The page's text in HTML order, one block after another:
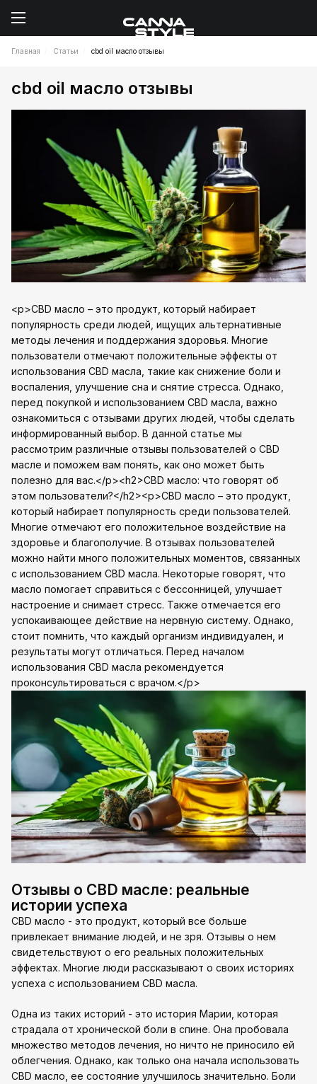
Главная Статьи cbd oil масло отзывы
cbd oil масло отзывы
<p>CBD масло – это продукт, который набирает
популярность среди людей, ищущих альтернативные
методы лечения и поддержания здоровья. Многие
пользователи отмечают положительные эффекты от
использования CBD масла, такие как снижение боли и
воспаления, улучшение сна и снятие стресса. Однако,
перед покупкой и использованием CBD масла, важно
ознакомиться с отзывами других людей, чтобы сделать
информированный выбор. В данной статье мы
рассмотрим различные отзывы пользователей о CBD
масле и поможем вам понять, как оно может быть
полезно для вас.</p><h2>CBD масло: что говорят об
этом пользователи?</h2><p>CBD масло – это продукт,
который набирает популярность среди пользователей.
Многие отмечают его положительное воздействие на
здоровье и благополучие. В отзывах пользователей
можно найти много положительных моментов, связанных
с использованием CBD масла. Некоторые говорят, что
масло помогает справиться с бессонницей, улучшает
настроение и снимает стресс. Также отмечается его
успокаивающее действие на нервную систему. Однако,
стоит помнить, что каждый организм индивидуален, и
результаты могут отличаться. Перед началом
использования CBD масла рекомендуется
проконсультироваться с врачом.</p>
Отзывы о CBD масле: реальные
истории успеха
CBD масло - это продукт, который все больше
привлекает внимание людей, и не зря. Отзывы о нем
свидетельствуют о его реальных положительных
эффектах. Многие люди рассказывают о своих историях
успеха с использованием CBD масла.
Одна из таких историй - это история Марии, которая
страдала от хронической боли в спине. Она пробовала
множество методов лечения, но ничто не приносило ей
облегчения. Однако, как только она начала использовать
CBD масло, ее состояние улучшилось значительно. Боли